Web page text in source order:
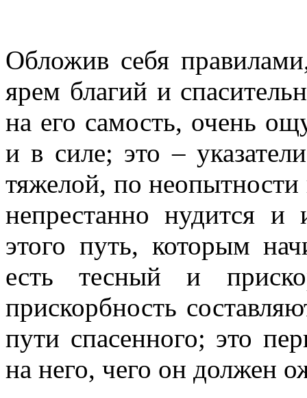
Обложив себя
ярем благий и
на его самость, очень
и в силе; это –
тяжелой, по
непрестанно нудится
этого путь, которым
есть тесный и
прискорбность
пути спасенного; это
на него, чего он должен